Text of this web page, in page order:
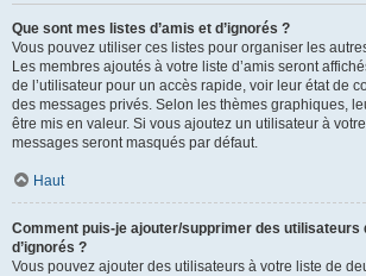
Que sont mes listes d’amis et d’ignorés ?
Vous pouvez utiliser ces listes pour organiser les
Les membres ajoutés à votre liste d’amis seront
de l’utilisateur pour un accès rapide, voir leur état de
des messages privés. Selon les thèmes graphiques,
être mis en valeur. Si vous ajoutez un utilisateur à
messages seront masqués par défaut.
Haut
Comment puis-je ajouter/supprimer des utilisateurs
d’ignorés ?
Vous pouvez ajouter des utilisateurs à votre liste de